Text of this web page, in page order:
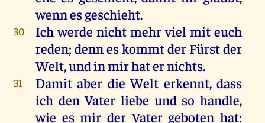
wennesgeschieht.
30 Ich werde nicht mehr viel mit euch
reden; denneskommtder Fürstder
Welt,undinmirhaternichts.
31 Damit aber die Welt erkennt, dass
ich den Vater liebe und so handle,
wie es mir der Vater geboten hat: